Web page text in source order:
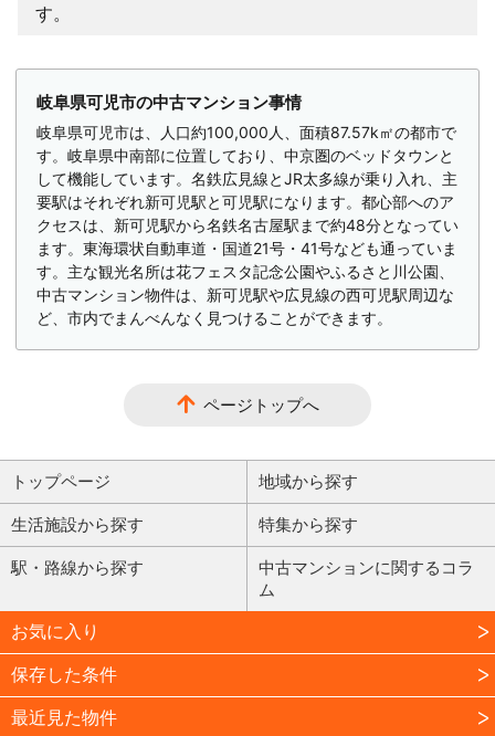
す。
岐阜県可児市の中古マンション事情
岐阜県可児市は、人口約100,000人、面積87.57k㎡の都市で
す。岐阜県中南部に位置しており、中京圏のベッドタウンと
して機能しています。名鉄広見線とJR太多線が乗り入れ、主
要駅はそれぞれ新可児駅と可児駅になります。都心部へのア
クセスは、新可児駅から名鉄名古屋駅まで約48分となってい
ます。東海環状自動車道・国道21号・41号なども通っていま
す。主な観光名所は花フェスタ記念公園やふるさと川公園、
中古マンション物件は、新可児駅や広見線の西可児駅周辺な
ど、市内でまんべんなく見つけることができます。
ページトップへ
トップページ 地域から探す
生活施設から探す 特集から探す
駅・路線から探す
中古マンションに関するコラ
ム
お気に入り
保存した条件
最近見た物件